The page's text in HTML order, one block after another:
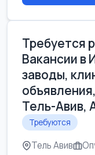
Требуется
Вакансии в
заводы,
Тель-Авив,
Требуются
Тель Авив